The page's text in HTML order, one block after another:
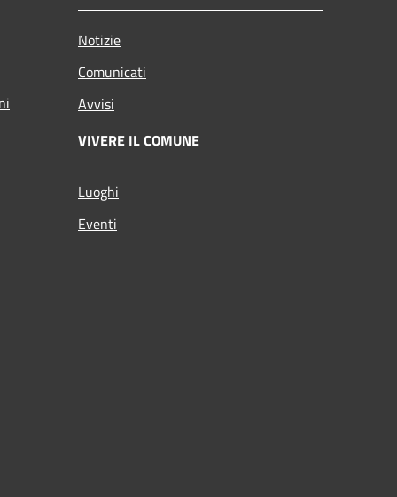
Notizie
Comunicati
Avvisi
VIVERE IL COMUNE
Luoghi
Eventi